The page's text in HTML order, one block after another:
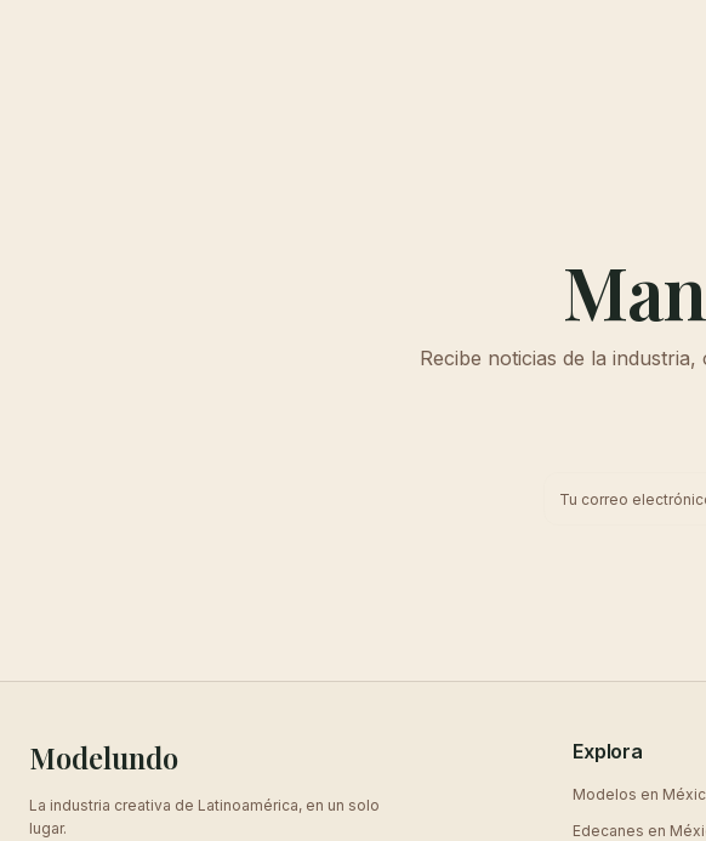
Recibe noticias de la
Modelundo
La industria creativa de Latinoamérica, en un solo
lugar.
Explora
Modelos en
Edecanes en